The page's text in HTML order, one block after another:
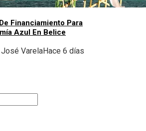
Financiamiento Para
Azul En Belice
VarelaHace 6 días